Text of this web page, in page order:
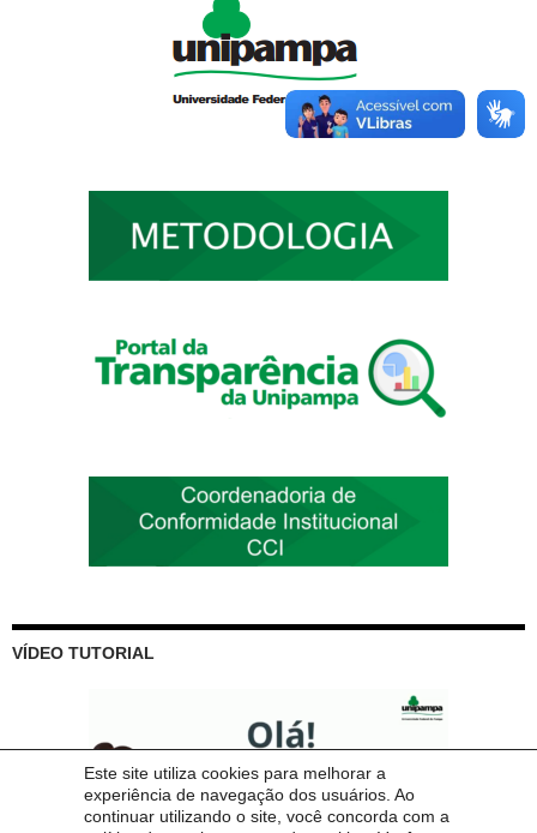
Este site utiliza cookies para melhorar a
experiência de navegação dos usuários. Ao
continuar utilizando o site, você concorda com a
VÍDEO TUTORIAL